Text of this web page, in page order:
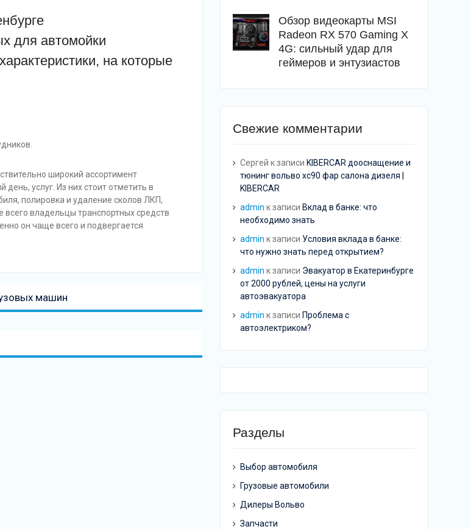
для автомойки
на которые
широкий ассортимент
услуг. Из них стоит отметить в
полировка и удаление сколов ЛКП,
всего владельцы транспортных средств
он чаще всего и подвергается
машин
Обзор видеокарты MSI
Radeon RX 570 Gaming X
4G: сильный удар для
геймеров и энтузиастов
Свежие комментарии
Сергей к записи KIBERCAR дооснащение и
тюнинг вольво хс90 фар салона дизеля |
KIBERCAR
admin к записи Вклад в банке: что
необходимо знать
admin к записи Условия вклада в банке:
что нужно знать перед открытием?
admin к записи Эвакуатор в Екатеринбурге
от 2000 рублей, цены на услуги
автоэвакуатора
admin к записи Проблема с
автоэлектриком?
Разделы
Выбор автомобиля
Грузовые автомобили
Дилеры Вольво
Запчасти